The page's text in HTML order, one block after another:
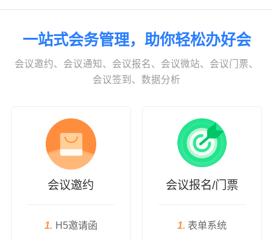
一站式会务管理，助你轻松办好会
会议邀约、会议通知、会议报名、会议微站、会议门票、
会议签到、数据分析
会议邀约
1. H5邀请函
会议报名/门票
1. 表单系统